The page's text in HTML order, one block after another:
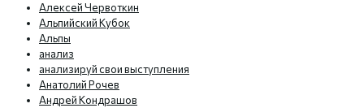
Алексей Червоткин
Альпийский Кубок
Альпы
анализ
анализируй свои выступления
Анатолий Рочев
Андрей Кондрашов